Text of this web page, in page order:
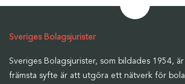
Sveriges Bolagsjurister
Sveriges Bolagsjurister, som bildades 1954,
främsta syfte är att utgöra ett nätverk för